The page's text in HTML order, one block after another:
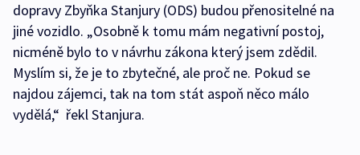
dopravy Zbyňka Stanjury (ODS) budou přenositelné na
jiné vozidlo. „Osobně k tomu mám negativní postoj,
nicméně bylo to v návrhu zákona který jsem zdědil.
Myslím si, že je to zbytečné, ale proč ne. Pokud se
najdou zájemci, tak na tom stát aspoň něco málo
vydělá,“ řekl Stanjura.